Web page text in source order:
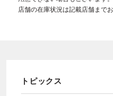
店舗の在庫状況は記載店舗まで
トピックス